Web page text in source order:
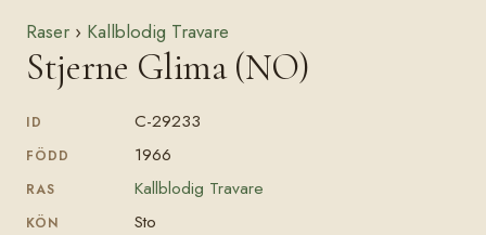
Raser › Kallblodig Travare
Stjerne Glima (NO)
ID C-29233
FÖDD 1966
RAS Kallblodig Travare
KÖN Sto